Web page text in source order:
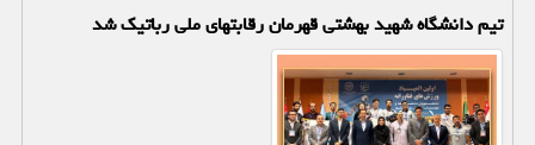
تیم دانشگاه شهید بهشتی قهرمان رقابتهای ملی رباتیک شد